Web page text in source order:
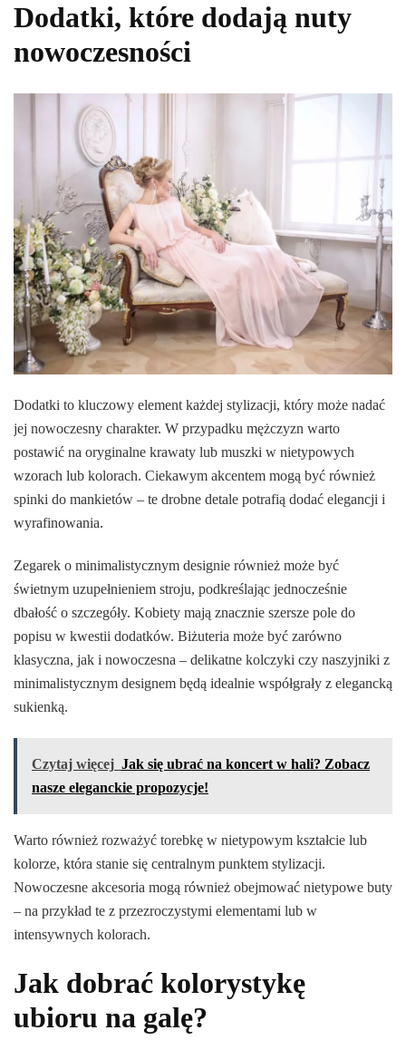
Dodatki, które dodają nuty
nowoczesności
Dodatki to kluczowy element każdej stylizacji, który może nadać
jej nowoczesny charakter. W przypadku mężczyzn warto
postawić na oryginalne krawaty lub muszki w nietypowych
wzorach lub kolorach. Ciekawym akcentem mogą być również
spinki do mankietów – te drobne detale potrafią dodać elegancji i
wyrafinowania.
Zegarek o minimalistycznym designie również może być
świetnym uzupełnieniem stroju, podkreślając jednocześnie
dbałość o szczegóły. Kobiety mają znacznie szersze pole do
popisu w kwestii dodatków. Biżuteria może być zarówno
klasyczna, jak i nowoczesna – delikatne kolczyki czy naszyjniki z
minimalistycznym designem będą idealnie współgrały z elegancką
sukienką.
Czytaj więcej Jak się ubrać na koncert w hali? Zobacz
nasze eleganckie propozycje!
Warto również rozważyć torebkę w nietypowym kształcie lub
kolorze, która stanie się centralnym punktem stylizacji.
Nowoczesne akcesoria mogą również obejmować nietypowe buty
– na przykład te z przezroczystymi elementami lub w
intensywnych kolorach.
Jak dobrać kolorystykę
ubioru na galę?